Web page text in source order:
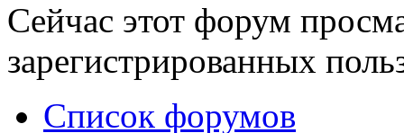
Сейчас этот форум
зарегистрированных
Список форумов